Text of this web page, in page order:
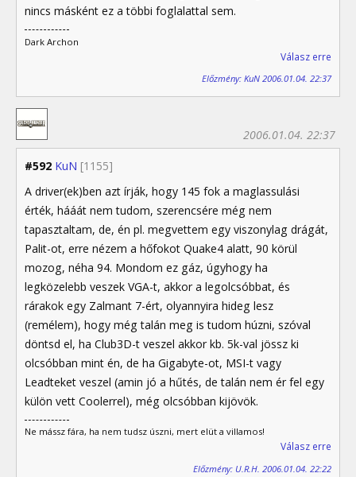
nincs másként ez a többi foglalattal sem.
Dark Archon
Válasz erre
Előzmény: KuN 2006.01.04. 22:37
#592 KuN [1155]
2006.01.04. 22:37
A driver(ek)ben azt írják, hogy 145 fok a maglassulási
érték, hááát nem tudom, szerencsére még nem
tapasztaltam, de, én pl. megvettem egy viszonylag drágát,
Palit-ot, erre nézem a hőfokot Quake4 alatt, 90 körül
mozog, néha 94. Mondom ez gáz, úgyhogy ha
legközelebb veszek VGA-t, akkor a legolcsóbbat, és
rárakok egy Zalmant 7-ért, olyannyira hideg lesz
(remélem), hogy még talán meg is tudom húzni, szóval
döntsd el, ha Club3D-t veszel akkor kb. 5k-val jössz ki
olcsóbban mint én, de ha Gigabyte-ot, MSI-t vagy
Leadteket veszel (amin jó a hűtés, de talán nem ér fel egy
külön vett Coolerrel), még olcsóbban kijövök.
Ne mássz fára, ha nem tudsz úszni, mert elüt a villamos!
Válasz erre
Előzmény: U.R.H. 2006.01.04. 22:22